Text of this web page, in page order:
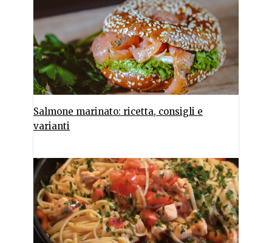
Salmone marinato: ricetta, consigli e
varianti